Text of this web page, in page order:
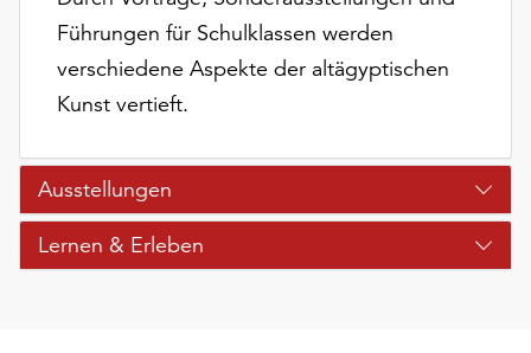
unserer
Datenschutzerklärung
oder
dem
.
Führungen für Schulklassen werden
verschiedene Aspekte der altägyptischen
Kunst vertieft.
Ausstellungen
Lernen & Erleben